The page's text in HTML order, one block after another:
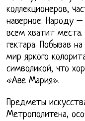
коллекционеров,
наверное. Народу
всем хватит
гектара. Побывав
мир яркого
символикой, что
«Аве Мария».
Предметы
Метрополитена,